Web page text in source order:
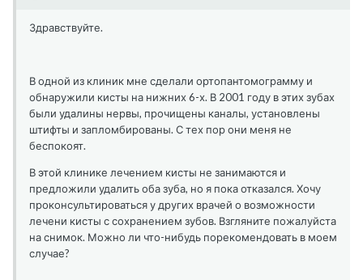
Здравствуйте.
В одной из клиник мне сделали ортопантомограмму и
обнаружили кисты на нижних 6-х. В 2001 году в этих зубах
были удалины нервы, прочищены каналы, установлены
штифты и запломбированы. С тех пор они меня не
беспокоят.
В этой клинике лечением кисты не занимаются и
предложили удалить оба зуба, но я пока отказался. Хочу
проконсультироваться у других врачей о возможности
лечени кисты с сохранением зубов. Взгляните пожалуйста
на снимок. Можно ли что-нибудь порекомендовать в моем
случае?